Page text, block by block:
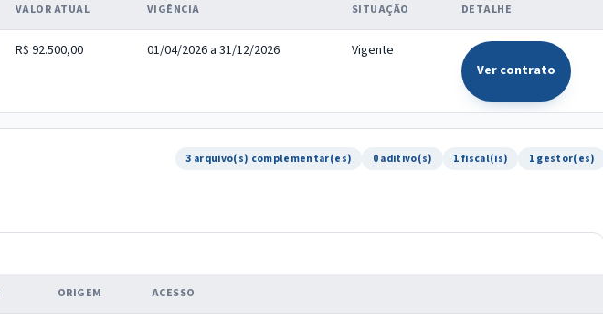
VALOR ATUAL VIGÊNCIA SITUAÇÃO DETALHE
R$ 92.500,00 01/04/2026 a 31/12/2026
Vigente
Ver contrato
3 arquivo(s) complementar(es) 0 aditivo(s) 1 fiscal(is) 1 gestor(es)
ORIGEM ACESSO